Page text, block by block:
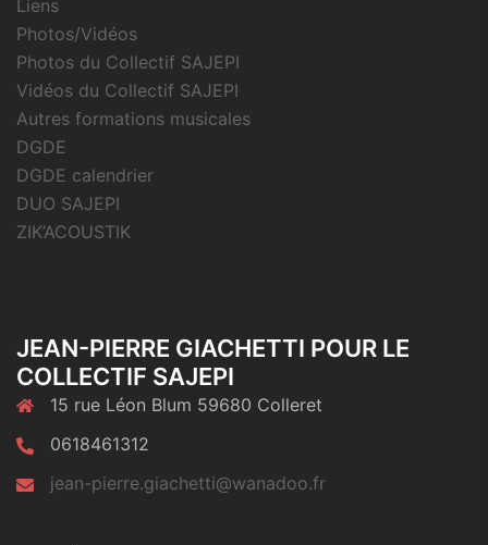
Liens
Photos/Vidéos
Photos du Collectif SAJEPI
Vidéos du Collectif SAJEPI
Autres formations musicales
DGDE
DGDE calendrier
DUO SAJEPI
ZIK’ACOUSTIK
JEAN-PIERRE GIACHETTI POUR LE
COLLECTIF SAJEPI
15 rue Léon Blum 59680 Colleret
0618461312
jean-pierre.giachetti@wanadoo.fr